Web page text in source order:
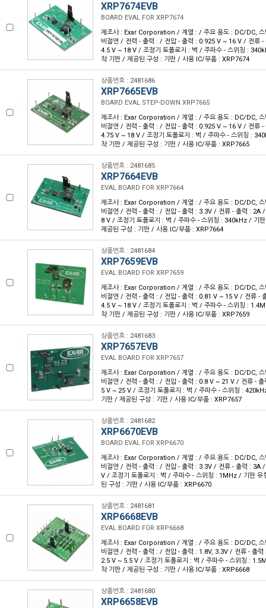
XRP7674EVB
BOARD EVAL FOR XRP7674
제조사 : Exar Corporation / 계열 : / 주요 용도 : DC/DC, 스
비절연 / 전력 - 출력 : / 전압 - 출력 : 0.925 V ~ 16 V / 전류 -
4.5 V ~ 18 V / 조정기 토폴로지 : 벅 / 주파수 - 스위칭 :
착 기판 / 제공된 구성 : 기판 / 사용 IC/부품 : XRP7674
상품번호 : 2481686
XRP7665EVB
BOARD EVAL STEP-DOWN XRP7665
제조사 : Exar Corporation / 계열 : / 주요 용도 : DC/DC, 스
비절연 / 전력 - 출력 : / 전압 - 출력 : 0.925 V ~ 16 V / 전류 -
4.75 V ~ 18 V / 조정기 토폴로지 : 벅 / 주파수 - 스위칭 :
착 기판 / 제공된 구성 : 기판 / 사용 IC/부품 : XRP7665
상품번호 : 2481685
XRP7664EVB
EVAL BOARD FOR XRP7664
제조사 : Exar Corporation / 계열 : / 주요 용도 : DC/DC, 스
비절연 / 전력 - 출력 : / 전압 - 출력 : 3.3V / 전류 - 출력 : 2A
8 V / 조정기 토폴로지 : 벅 / 주파수 - 스위칭 : 340kHz / 기
제공된 구성 : 기판 / 사용 IC/부품 : XRP7664
상품번호 : 2481684
XRP7659EVB
EVAL BOARD FOR XRP7659
제조사 : Exar Corporation / 계열 : / 주요 용도 : DC/DC, 스
비절연 / 전력 - 출력 : / 전압 - 출력 : 0.81 V ~ 15 V / 전류 -
4.5 V ~ 18 V / 조정기 토폴로지 : 벅 / 주파수 - 스위칭 :
착 기판 / 제공된 구성 : 기판 / 사용 IC/부품 : XRP7659
상품번호 : 2481683
XRP7657EVB
EVAL BOARD FOR XRP7657
제조사 : Exar Corporation / 계열 : / 주요 용도 : DC/DC, 스
비절연 / 전력 - 출력 : / 전압 - 출력 : 0.8 V ~ 21 V / 전류 -
5 V ~ 25 V / 조정기 토폴로지 : 벅 / 주파수 - 스위칭 :
기판 / 제공된 구성 : 기판 / 사용 IC/부품 : XRP7657
상품번호 : 2481682
XRP6670EVB
BOARD EVAL FOR XRP6670
제조사 : Exar Corporation / 계열 : / 주요 용도 : DC/DC, 스
비절연 / 전력 - 출력 : / 전압 - 출력 : 3.3V / 전류 - 출력 : 3A
V / 조정기 토폴로지 : 벅 / 주파수 - 스위칭 : 1MHz / 기판 유
된 구성 : 기판 / 사용 IC/부품 : XRP6670
상품번호 : 2481681
XRP6668EVB
EVAL BOARD FOR XRP6668
제조사 : Exar Corporation / 계열 : / 주요 용도 : DC/DC, 스
비절연 / 전력 - 출력 : / 전압 - 출력 : 1.8V, 3.3V / 전류 - 출
2.5 V ~ 5.5 V / 조정기 토폴로지 : 벅 / 주파수 - 스위칭 :
착 기판 / 제공된 구성 : 기판 / 사용 IC/부품 : XRP6668
상품번호 : 2481680
XRP6658EVB